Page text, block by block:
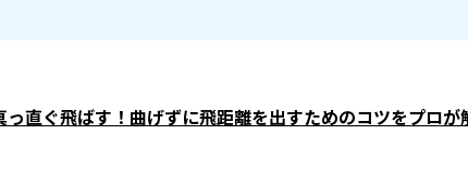
っ直ぐ飛ばす！曲げずに飛距離を出すためのコツをプロが